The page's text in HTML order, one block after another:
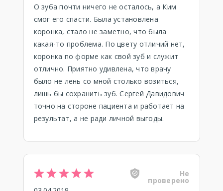
О зуба почти ничего не осталось, а Ким
смог его спасти. Была установлена
коронка, стало не заметно, что была
какая-то проблема. По цвету отличий нет,
коронка по форме как свой зуб и служит
отлично. Приятно удивлена, что врачу
было не лень со мной столько возиться,
лишь бы сохранить зуб. Сергей Давидович
точно на стороне пациента и работает на
результат, а не ради личной выгоды.
Не
проверено